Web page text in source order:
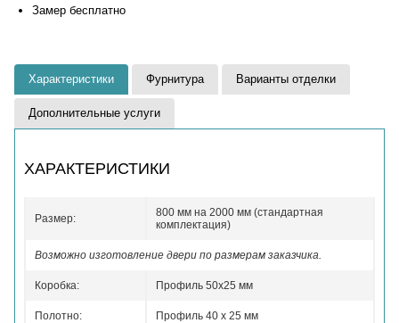
Замер бесплатно
Характеристики Фурнитура Варианты отделки
Дополнительные услуги
ХАРАКТЕРИСТИКИ
Размер:
800 мм на 2000 мм (стандартная
комплектация)
Возможно изготовление двери по размерам заказчика.
Коробка: Профиль 50x25 мм
Полотно: Профиль 40 x 25 мм